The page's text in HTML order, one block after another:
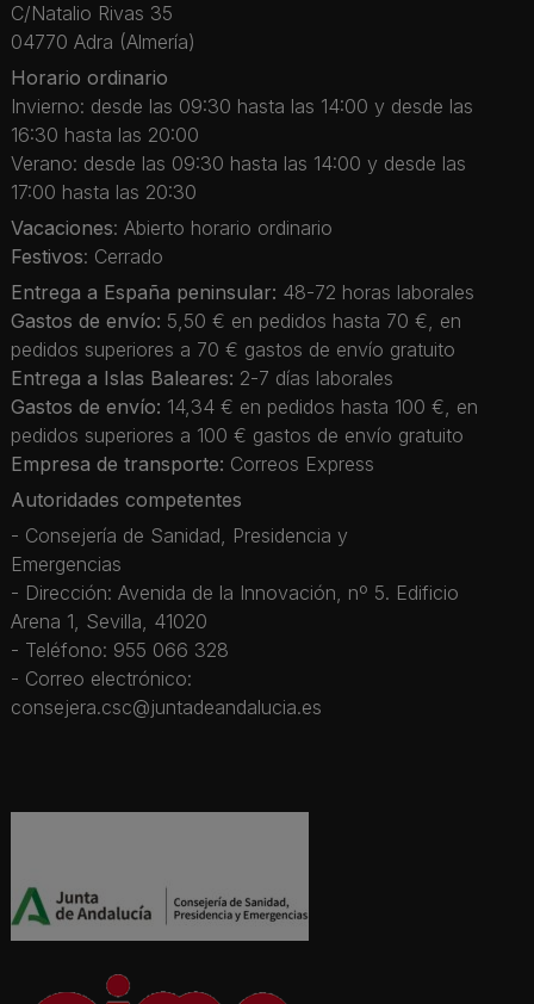
C/Natalio Rivas 35
04770 Adra (Almería)
Horario ordinario
Invierno: desde las 09:30 hasta las 14:00 y desde las
16:30 hasta las 20:00
Verano: desde las 09:30 hasta las 14:00 y desde las
17:00 hasta las 20:30
Vacaciones: Abierto horario ordinario
Festivos: Cerrado
Entrega a España peninsular: 48-72 horas laborales
Gastos de envío: 5,50 € en pedidos hasta 70 €, en
pedidos superiores a 70 € gastos de envío gratuito
Entrega a Islas Baleares: 2-7 días laborales
Gastos de envío: 14,34 € en pedidos hasta 100 €, en
pedidos superiores a 100 € gastos de envío gratuito
Empresa de transporte: Correos Express
Autoridades competentes
- Consejería de Sanidad, Presidencia y
Emergencias
- Dirección: Avenida de la Innovación, nº 5. Edificio
Arena 1, Sevilla, 41020
- Teléfono: 955 066 328
- Correo electrónico:
consejera.csc@juntadeandalucia.es